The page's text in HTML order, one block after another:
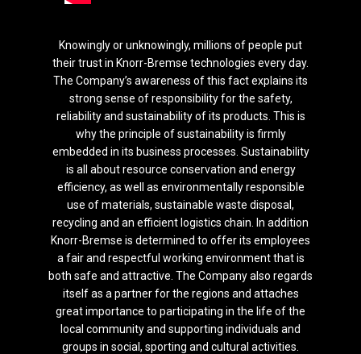
Knowingly or unknowingly, millions of people put
their trust in Knorr-Bremse technologies every day.
The Company’s awareness of this fact explains its
strong sense of responsibility for the safety,
reliability and sustainability of its products. This is
why the principle of sustainability is firmly
embedded in its business processes. Sustainability
is all about resource conservation and energy
efficiency, as well as environmentally responsible
use of materials, sustainable waste disposal,
recycling and an efficient logistics chain. In addition
Knorr-Bremse is determined to offer its employees
a fair and respectful working environment that is
both safe and attractive. The Company also regards
itself as a partner for the regions and attaches
great importance to participating in the life of the
local community and supporting individuals and
groups in social, sporting and cultural activities.